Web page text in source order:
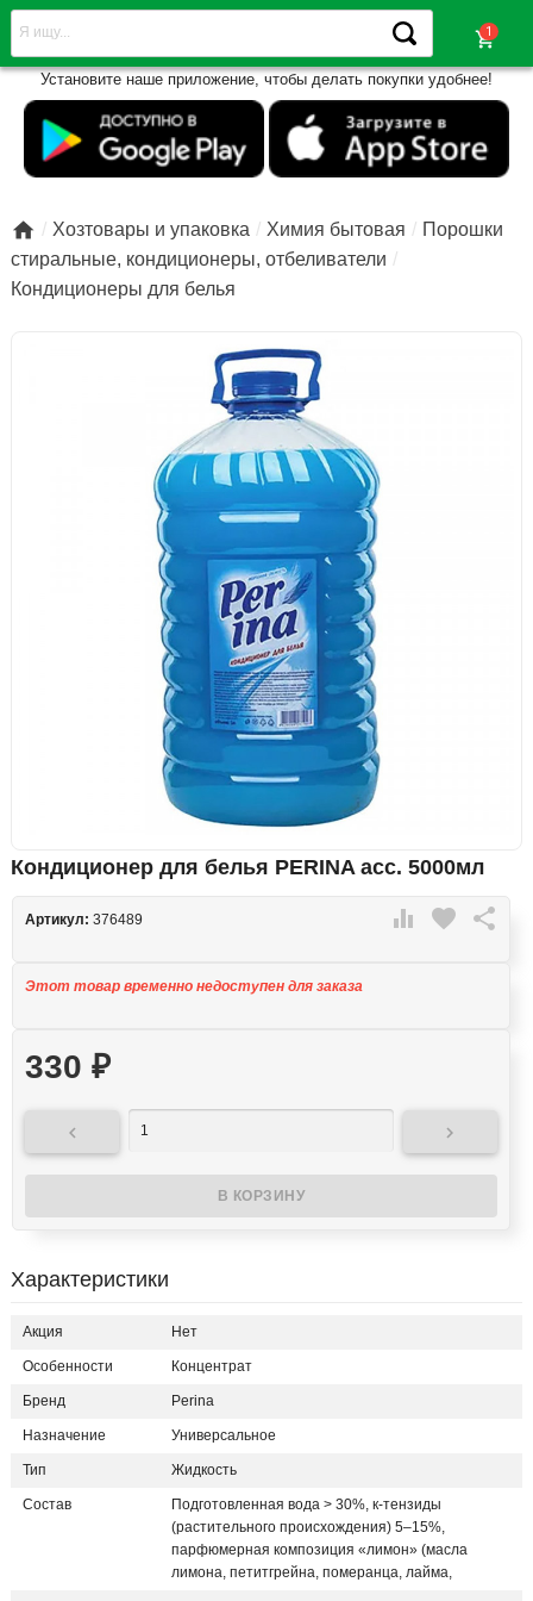
shopping_cart
Установите наше приложение, чтобы делать покупки удобнее!
 Хозтовары и упаковка Химия бытовая
Порошки
стиральные, кондиционеры, отбеливатели
Кондиционеры для белья
Кондиционер для белья PERINA асс. 5000мл
 favorite 
Артикул: 376489
Этот товар временно недоступен для заказа
330 ₽
 
Характеристики
Акция Нет
Особенности Концентрат
Бренд Perina
Назначение Универсальное
Тип Жидкость
Состав
Подготовленная вода > 30%, к-тензиды
(растительного происхождения) 5–15%,
парфюмерная композиция «лимон» (масла
лимона, петитгрейна, померанца, лайма,